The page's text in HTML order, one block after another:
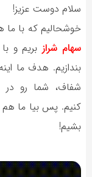
سلام دوست عزیز!
خوشحالیم که با ما
سهام شراز بریم و
بندازیم. هدف ما
شفاف، شما رو در
کنیم. پس بیا ما هم
بشیم!